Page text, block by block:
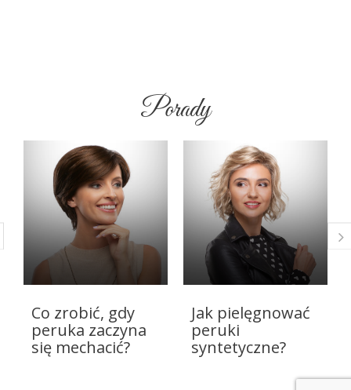
Porady
Co zrobić, gdy
peruka zaczyna
się mechacić?
Jak pielęgnować
peruki
syntetyczne?